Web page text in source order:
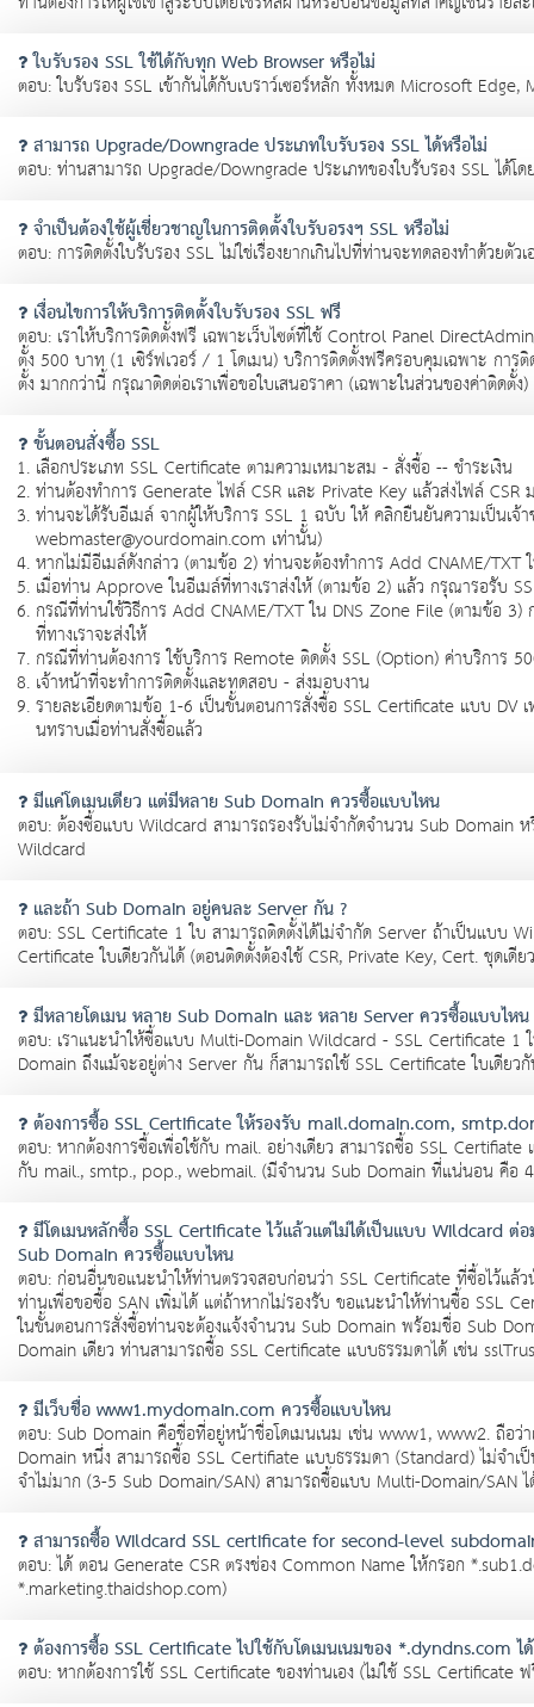
ใบรับรอง SSL ใช้ได้กับทุก Web Browser หรือไม่
ตอบ: ใบรับรอง SSL เข้ากันได้กับเบราว์เซอร์หลัก ทั้งหมด Microsoft
สามารถ Upgrade/Downgrade ประเภทใบรับรอง SSL ได้หรือไม่
ตอบ: ท่านสามารถ Upgrade/Downgrade ประเภทของใบรับรอง SSL ได้โด
จำเป็นต้องใช้ผู้เชี่ยวชาญในการติดตั้งใบรับอรงฯ SSL หรือไม่
ตอบ: การติดตั้งใบรับรอง SSL ไม่ใช่เรื่องยากเกินไปที่ท่านจะทดลองทำด้วยตั
เงื่อนไขการให้บริการติดตั้งใบรับรอง SSL ฟรี
ตอบ: เราให้บริการติดตั้งฟรี เฉพาะเว็บไซต์ที่ใช้ Control Panel
ตั้ง 500 บาท (1 เซิร์ฟเวอร์ / 1 โดเมน) บริการติดตั้งฟรีครอบคุมเฉพาะ การ
ตั้ง มากกว่านี้ กรุณาติดต่อเราเพื่อขอใบเสนอราคา (เฉพาะในส่วนของค่าติดตั้ง)
ขั้นตอนสั่งซื้อ SSL
เลือกประเภท SSL Certificate ตามความเหมาะสม - สั่งซื้อ -- ชำระเงิน
ท่านต้องทำการ Generate ไฟล์ CSR และ Private Key แล้วส่งไฟล์ CSR
ท่านจะได้รับอีเมล์ จากผู้ให้บริการ SSL 1 ฉบับ ให้ คลิกยืนยันความเป็นเ
webmaster@yourdomain.com เท่านั้น)
หากไม่มีอีเมล์ดังกล่าว (ตามข้อ 2) ท่านจะต้องทำการ Add CNAME/TXT
เมื่อท่าน Approve ในอีเมล์ที่ทางเราส่งให้ (ตามข้อ 2) แล้ว กรุณารอรับ
กรณีที่ท่านใช้วิธีการ Add CNAME/TXT ใน DNS Zone File (ตามข้อ
ที่ทางเราจะส่งให้
กรณีที่ท่านต้องการ ใช้บริการ Remote ติดตั้ง SSL (Option) ค่าบริการ
เจ้าหน้าที่จะทำการติดตั้งและทดสอบ - ส่งมอบงาน
รายละเอียดตามข้อ 1-6 เป็นขั้นตอนการสั่งซื้อ SSL Certificate แบบ
นทราบเมื่อท่านสั่งซื้อแล้ว
มีแค่โดเมนเดียว แต่มีหลาย Sub Domain ควรซื้อแบบไหน
ตอบ: ต้องซื้อแบบ Wildcard สามารถรองรับไม่จำกัดจำนวน Sub
Wildcard
และถ้า Sub Domain อยู่คนละ Server กัน ?
ตอบ: SSL Certificate 1 ใบ สามารถติดตั้งได้ไม่จำกัด Server ถ้าเป็นแบบ
Certificate ใบเดียวกันได้ (ตอนติดตั้งต้องใช้ CSR, Private Key, Cert. ชุดเดีย
มีหลายโดเมน หลาย Sub Domain และ หลาย Server ควรซื้อแบบไหน
ตอบ: เราแนะนำให้ซื้อแบบ Multi-Domain Wildcard - SSL Certificate 1
Domain ถึงแม้จะอยู่ต่าง Server กัน ก็สามารถใช้ SSL Certificate ใบเดียว
ต้องการซื้อ SSL Certificate ให้รองรับ mail.domain.com,
ตอบ: หากต้องการซื้อเพื่อใช้กับ mail. อย่างเดียว สามารถซื้อ SSL
กับ mail., smtp., pop., webmail. (มีจำนวน Sub Domain ที่แน่นอน คือ
มีโดเมนหลักซื้อ SSL Certificate ไว้แล้วแต่ไม่ได้เป็นแบบ Wildcard
Sub Domain ควรซื้อแบบไหน
ตอบ: ก่อนอื่นขอแนะนำให้ท่านตรวจสอบก่อนว่า SSL Certificate ที่ซื้อไว้แ
ท่านเพื่อขอซื้อ SAN เพิ่มได้ แต่ถ้าหากไม่รองรับ ขอแนะนำให้ท่านซื้อ SSL
ในขั้นตอนการสั่งซื้อท่านจะต้องแจ้งจำนวน Sub Domain พร้อมชื่อ Sub
Domain เดียว ท่านสามารถซื้อ SSL Certificate แบบธรรมดาได้ เช่น
มีเว็บชื่อ www1.mydomain.com ควรซื้อแบบไหน
ตอบ: Sub Domain คือชื่อที่อยู่หน้าชื่อโดเมนเนม เช่น www1, www2. ถือ
Domain หนึ่ง สามารถซื้อ SSL Certifiate แบบธรรมดา (Standard) ไม่จ
จำไม่มาก (3-5 Sub Domain/SAN) สามารถซื้อแบบ Multi-Domain/
สามารถซื้อ Wildcard SSL certificate for second-level
ตอบ: ได้ ตอน Generate CSR ตรงช่อง Common Name ให้กรอก
*.marketing.thaidshop.com)
ต้องการซื้อ SSL Certificate ไปใช้กับโดเมนเนมของ *.dyndns.com ไ
ตอบ: หากต้องการใช้ SSL Certificate ของท่านเอง (ไม่ใช้ SSL